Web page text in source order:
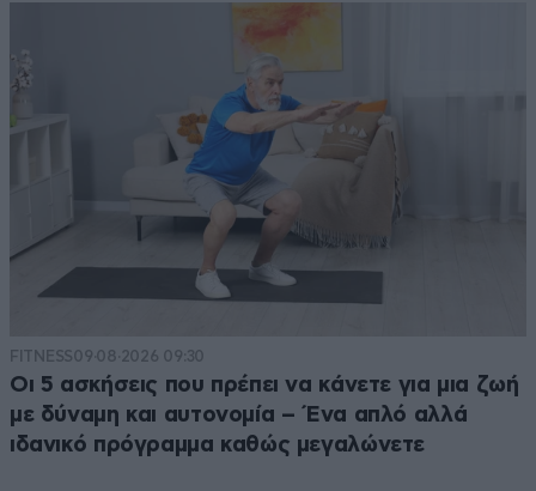
FITNESS09·08·2026 09:30
Οι 5 ασκήσεις που πρέπει να κάνετε για μια ζωή
με δύναμη και αυτονομία – Ένα απλό αλλά
ιδανικό πρόγραμμα καθώς μεγαλώνετε